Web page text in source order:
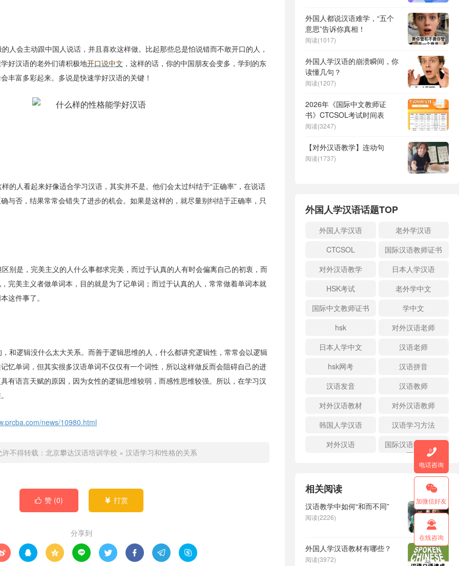
人会主动跟中国人说话，并且喜欢这样做。比起那些总是怕说错而不敢开口的人，
好汉语的老外们请积极地开口说中文 ，这样的话，你的中国朋友会变多，学到的东
丰富多彩起来。多说是快速学好汉语的关键！
的人看起来好像适合学习汉语，其实并不是。他们会太过纠结于“正确率”，在说话
与否，结果常常会错失了进步的机会。如果是这样的，就尽量别纠结于正确率，只
别是，完美主义的人什么事都求完美，而过于认真的人有时会偏离自己的初衷，而
完美主义者做单词本，目的就是为了记单词；而过于认真的人，常常做着单词本就
这件事了。
和逻辑没什么太大关系。而善于逻辑思维的人，什么都讲究逻辑性，常常会以逻辑
忆单词，但其实很多汉语单词不仅仅有一个词性，所以这样做反而会阻碍自己的进
有语言天赋的原因，因为女性的逻辑思维较弱，而感性思维较强。所以，在学习汉
news/10980.html
不得转载： 北京攀达汉语培训学校 » 汉语学习和性格的关系
 赞 (0)  打赏
分享到
      
外国人都说汉语难学，“五个
意思”告诉你真相！
阅读(1017)
外国人学汉语的崩溃瞬间，你
读懂几句？
阅读(1207)
2026年《国际中文教师证
书》CTCSOL考试时间表
阅读(3247)
【对外汉语教学】连动句
阅读(1737)
外国人学汉语话题TOP
外国人学汉语
老外学汉语
CTCSOL
国际汉语教师证书
对外汉语教学
日本人学汉语
HSK考试
老外学中文
国际中文教师证书
学中文
hsk
对外汉语老师
日本人学中文
汉语老师
hsk网考
汉语拼音
汉语发音
汉语教师
对外汉语教材
对外汉语教师
韩国人学汉语
汉语学习方法
对外汉语
国际汉语教师证书
面试
相关阅读
汉语教学中如何“和而不同”
阅读(2226)
外国人学汉语教材有哪些？
阅读(3972)

电话咨询

加微信好友

在线咨询